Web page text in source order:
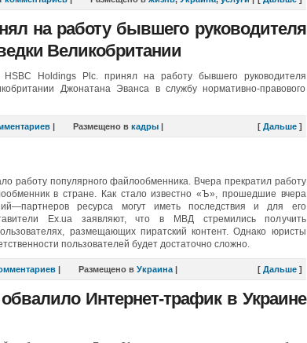
на работу бывшего руководителя
Великобритании
Holdings Plc. принял на работу бывшего руководителя
Джонатана Эванса в службу нормативно-правового
[Дальше ]
| Размещено в кадры|
работу популярного файлообменника. Вчера прекратил работу
в стране. Как стало известно «Ъ», прошедшие вчера
ресурса могут иметь последствия и для его
Ex.ua заявляют, что в МВД стремились получить
размещающих пиратский контент. Однако юристы
пользователей будет достаточно сложно.
[Дальше ]
| Размещено в Украина|
Интернет-трафик в Украине